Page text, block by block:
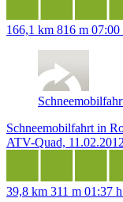
166,1 km 816 m 07:00
Schneemobilfahrt in
ATV-Quad, 11.02.2012
39,8 km 311 m 01:37